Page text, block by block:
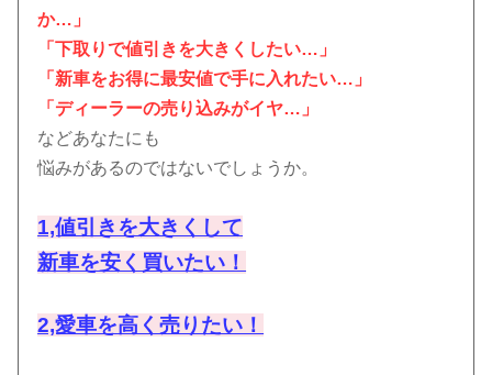
か…」
「下取りで値引きを大きくしたい…」
「新車をお得に最安値で手に入れたい…」
「ディーラーの売り込みがイヤ…」
などあなたにも
悩みがあるのではないでしょうか。
1,値引きを大きくして
新車を安く買いたい！
2,愛車を高く売りたい！